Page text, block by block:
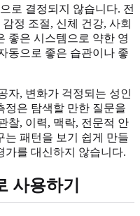
로 결정되지 않습니다. 전
정 조절, 신체 건강, 사회
좋은 시스템으로 약한 영
동으로 좋은 습관이나 좋
자, 변화가 걱정되는 성인
정은 탐색할 만한 질문을
찰, 이력, 맥락, 전문적 안
는 패턴을 보기 쉽게 만들
가를 대신하지 않습니다.
사용하기